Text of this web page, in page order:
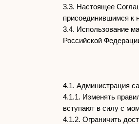
3.3. Настоящее
присоединившимся к
3.4. Использование
Российской
4.1. Администрация
4.1.1. Изменять
вступают в силу с
4.1.2. Ограничить